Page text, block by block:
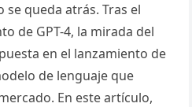
se queda atrás. Tras el
de GPT-4, la mirada del
en el lanzamiento de
de lenguaje que
En este artículo,